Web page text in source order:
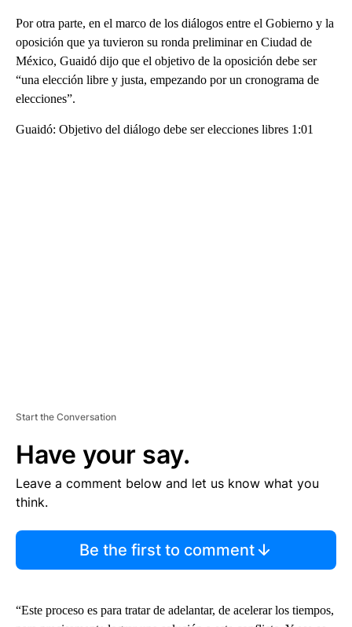
Por otra parte, en el marco de los diálogos entre el Gobierno y la
oposición que ya tuvieron su ronda preliminar en Ciudad de
México, Guaidó dijo que el objetivo de la oposición debe ser
“una elección libre y justa, empezando por un cronograma de
elecciones”.
Guaidó: Objetivo del diálogo debe ser elecciones libres 1:01
Start the Conversation
Have your say.
Leave a comment below and let us know what you
think.
Be the first to comment
“Este proceso es para tratar de adelantar, de acelerar los tiempos,